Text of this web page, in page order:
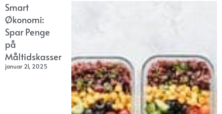
Smart
Økonomi:
Spar Penge
på
Måltidskasser
januar 21, 2025